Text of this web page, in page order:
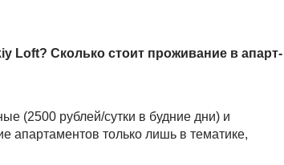
Loft? Сколько стоит проживание в апарт-
(2500 рублей/сутки в будние дни) и
апартаментов только лишь в тематике,